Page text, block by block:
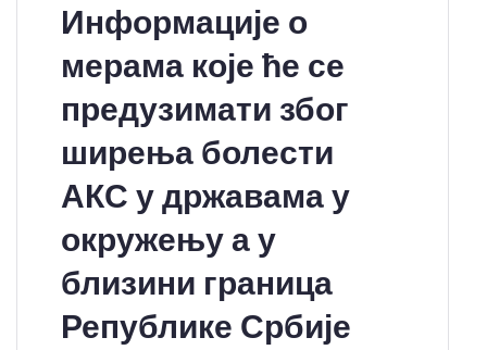
Информације о
мерама које ће се
предузимати због
ширења болести
АКС у државама у
окружењу а у
близини граница
Републике Србије